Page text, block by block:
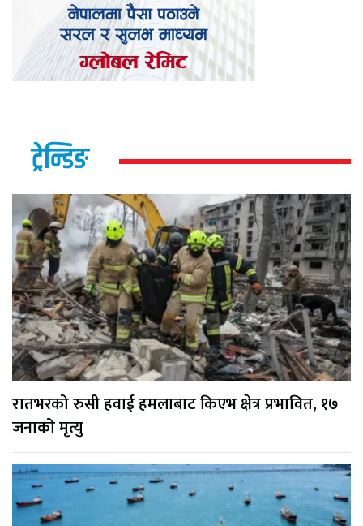
ट्रेन्डिङ
रातभरको रुसी हवाई हमलाबाट किएभ क्षेत्र प्रभावित, १७
जनाको मृत्यु